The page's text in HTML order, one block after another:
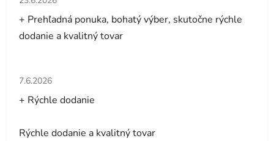
+ Prehľadná ponuka, bohatý výber, skutočne rýchle
dodanie a kvalitný tovar
Hodnotenie obchodu je 5 z 5 hviezdičiek.
7.6.2026
+ Rýchle dodanie
Rýchle dodanie a kvalitný tovar